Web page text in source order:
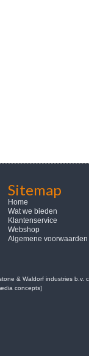
Sitemap
Home
Wat we bieden
Klantenservice
Webshop
Algemene voorwaarden
& Waldorf industries b.v.
concepts]